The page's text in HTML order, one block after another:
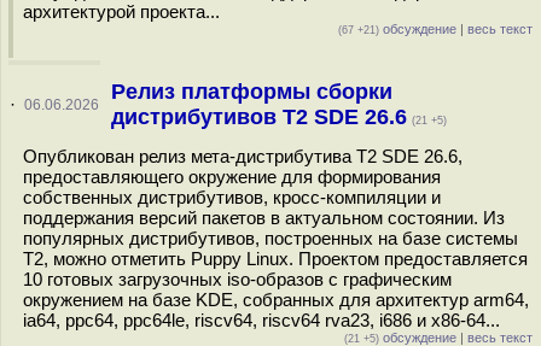
архитектурой проекта...
(67 +21) обсуждение | весь текст
· 06.06.2026
Релиз платформы сборки
дистрибутивов T2 SDE 26.6 (21 +5)
Опубликован релиз мета-дистрибутива T2 SDE 26.6,
предоставляющего окружение для формирования
собственных дистрибутивов, кросс-компиляции и
поддержания версий пакетов в актуальном состоянии. Из
популярных дистрибутивов, построенных на базе системы
T2, можно отметить Puppy Linux. Проектом предоставляется
10 готовых загрузочных iso-образов с графическим
окружением на базе KDE, собранных для архитектур arm64,
ia64, ppc64, ppc64le, riscv64, riscv64 rva23, i686 и x86-64...
(21 +5) обсуждение | весь текст